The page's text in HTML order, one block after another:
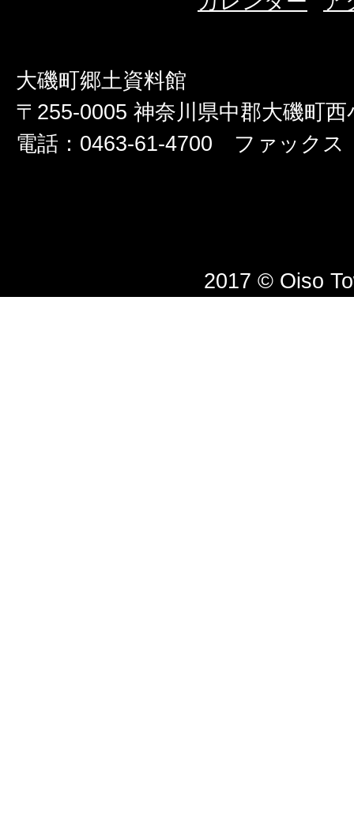
大磯町郷土資料館
〒255-0005 神奈川県中郡大磯町西
電話：0463-61-4700 ファックス
2017 © Oiso